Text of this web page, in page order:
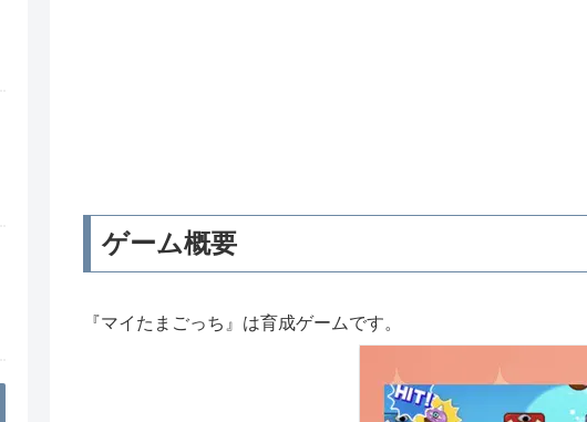
ゲーム概要
『マイたまごっち』は育成ゲームです。